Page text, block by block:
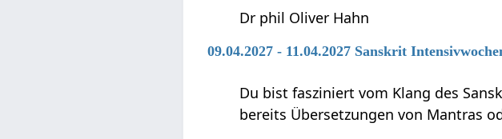
Dr phil Oliver Hahn
09.04.2027 - 11.04.2027 Sanskrit
Du bist fasziniert vom Klang des
bereits Übersetzungen von Mantras